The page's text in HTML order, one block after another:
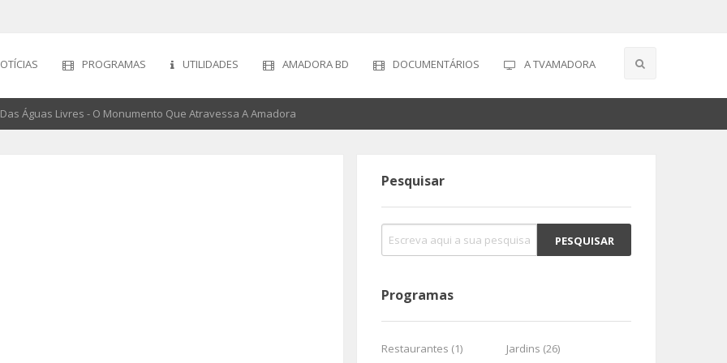
PROGRAMAS UTILIDADES AMADORA BD DOCUMENTÁRIOS A TVAMADORA
Águas Livres - O Monumento Que Atravessa A Amadora
Pesquisar
Programas
Restaurantes (1)
Jardins (26)